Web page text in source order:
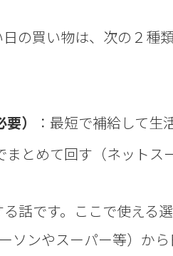
の買い物は、次の２種
）
：最短で補給して生
まとめて回す（ネットス
話です。ここで使える
ソンやスーパー等）か